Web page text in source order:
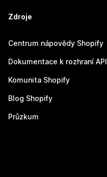
Zdroje
Centrum nápovědy Shopify
Dokumentace k rozhraní API
Komunita Shopify
Blog Shopify
Průzkum